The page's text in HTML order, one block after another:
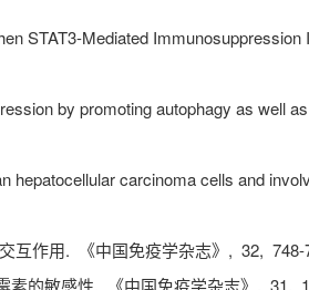
STAT3-Mediated
by promoting autophagy as well
hepatocellular carcinoma cells and
互作用. 《中国免疫学杂志》, 32, 748-
素的敏感性. 《中国免疫学杂志》, 31,